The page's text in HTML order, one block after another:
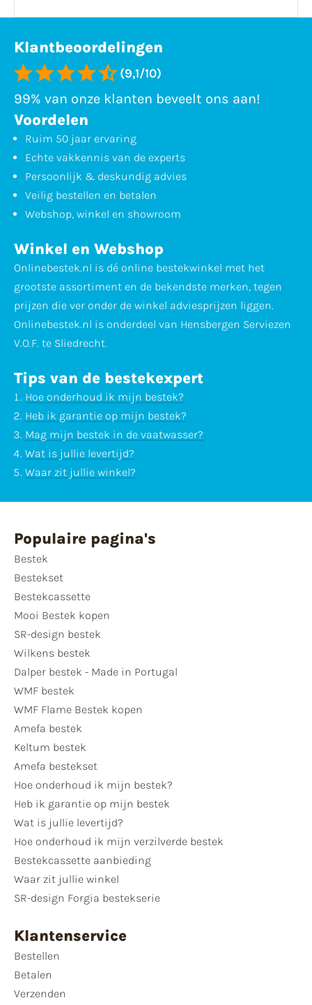
Klantbeoordelingen
(9,1/10)
99% van onze klanten beveelt ons aan!
Voordelen
Ruim 50 jaar ervaring
Echte vakkennis van de experts
Persoonlijk & deskundig advies
Veilig bestellen en betalen
Webshop, winkel en showroom
Winkel en Webshop
Onlinebestek.nl is dé online bestekwinkel met het
grootste assortiment en de bekendste merken, tegen
prijzen die ver onder de winkel adviesprijzen liggen.
Onlinebestek.nl is onderdeel van Hensbergen Serviezen
V.O.F. te Sliedrecht.
Tips van de bestekexpert
Hoe onderhoud ik mijn bestek?
Heb ik garantie op mijn bestek?
Mag mijn bestek in de vaatwasser?
Wat is jullie levertijd?
Waar zit jullie winkel?
Populaire pagina's
Bestek
Bestekset
Bestekcassette
Mooi Bestek kopen
SR-design bestek
Wilkens bestek
Dalper bestek - Made in Portugal
WMF bestek
WMF Flame Bestek kopen
Amefa bestek
Keltum bestek
Amefa bestekset
Hoe onderhoud ik mijn bestek?
Heb ik garantie op mijn bestek
Wat is jullie levertijd?
Hoe onderhoud ik mijn verzilverde bestek
Bestekcassette aanbieding
Waar zit jullie winkel
SR-design Forgia bestekserie
Klantenservice
Bestellen
Betalen
Verzenden